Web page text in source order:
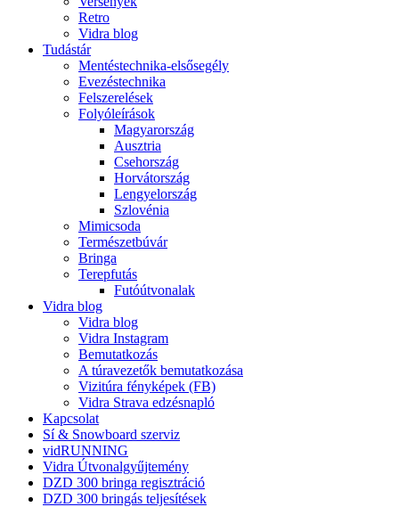
Retro
Vidra blog
Tudástár
Mentéstechnika-elsősegély
Evezéstechnika
Felszerelések
Folyóleírások
Magyarország
Ausztria
Csehország
Horvátország
Lengyelország
Szlovénia
Mimicsoda
Természetbúvár
Bringa
Terepfutás
Futóútvonalak
Vidra blog
Vidra blog
Vidra Instagram
Bemutatkozás
A túravezetők bemutatkozása
Vizitúra fényképek (FB)
Vidra Strava edzésnapló
Kapcsolat
Sí & Snowboard szerviz
vidRUNNING
Vidra Útvonalgyűjtemény
DZD 300 bringa regisztráció
DZD 300 bringás teljesítések